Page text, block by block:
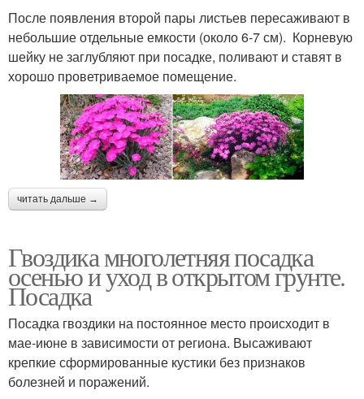
После появления второй пары листьев пересаживают в
небольшие отдельные емкости (около 6-7 см). Корневую
шейку не заглубляют при посадке, поливают и ставят в
хорошо проветриваемое помещение.
читать дальше →
Гвоздика многолетняя посадка
осенью и уход в открытом грунте.
Посадка
Посадка гвоздики на постоянное место происходит в
мае-июне в зависимости от региона. Высаживают
крепкие сформированные кустики без признаков
болезней и поражений.